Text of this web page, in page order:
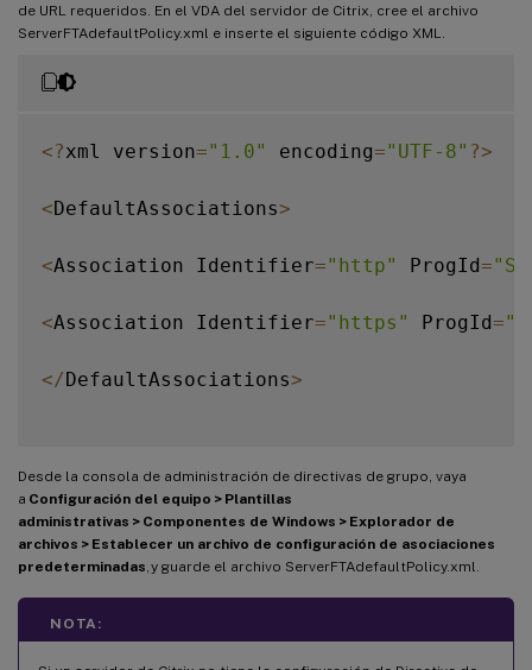
de URL requeridos. En el VDA del servidor de Citrix, cree el archivo
ServerFTAdefaultPolicy.xml e inserte el siguiente código XML.
<?xml version="1.0" encoding="UTF-8" ?>
<DefaultAssociations>
<Association Identifier="http" ProgId=
<Association Identifier="https" ProgId=
</DefaultAssociations>
Desde la consola de administración de directivas de grupo, vaya
a Configuración del equipo > Plantillas
administrativas > Componentes de Windows > Explorador de
archivos > Establecer un archivo de configuración de asociaciones
predeterminadas , y guarde el archivo ServerFTAdefaultPolicy.xml.
NOTA: